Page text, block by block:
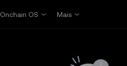
Onchain OS Mais